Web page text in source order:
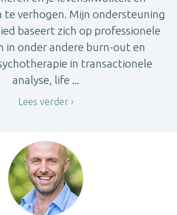
verhogen. Mijn ondersteuning
baseert zich op professionele
in onder andere burn-out en
in transactionele
analyse, life ...
Lees verder